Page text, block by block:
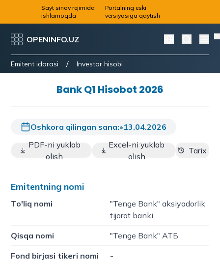
Sayt sinov rejimida
ishlamoqda
Portalning eski
versiyasiga qaytish
OPENINFO.UZ
Emitent idorasi / Investor hisobi
Bank Q1 Hisobot 2026
Oshkora qilingan sana:•13.04.2026
PDF-ni yuklab
olish
Excel-ni yuklab
olish
Tarix
Emitentning nomi
To'liq nomi
"Tenge Bank" aksiyadorlik
tijorat banki
Qisqa nomi "Tenge Bank" АТБ
Fond birjasi tikeri nomi -